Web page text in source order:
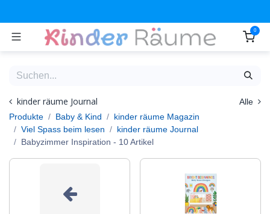
0
kinder räume Journal
Alle
Produkte
Baby & Kind
kinder räume Magazin
Viel Spass beim lesen
kinder räume Journal
Babyzimmer Inspiration - 10 Artikel